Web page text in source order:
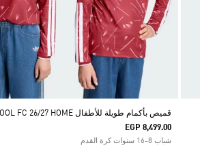
قميص بأكمام طويلة للأطفال LIVERPOOL FC 26/27 HOME
EGP 8,499.00
شباب 8-16 سنوات كرة القدم